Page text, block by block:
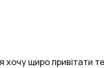
я хочу щиро